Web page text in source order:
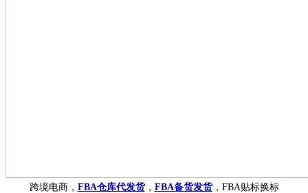
跨境电商， FBA仓库代发货， FBA备货发货，FBA贴标换标